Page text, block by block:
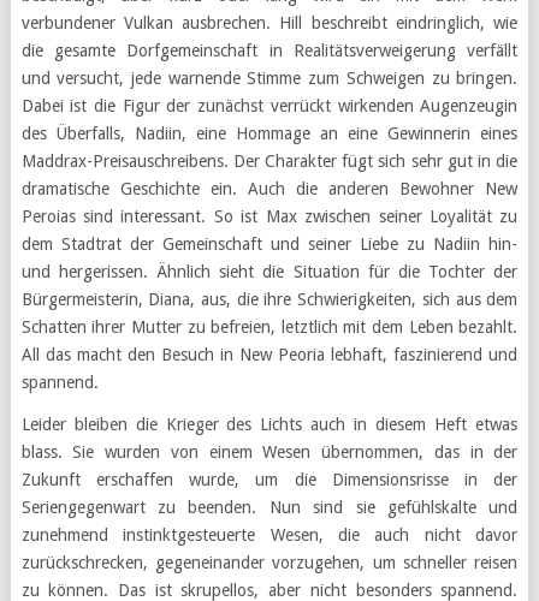
verbundener Vulkan ausbrechen. Hill beschreibt eindringlich, wie
die gesamte Dorfgemeinschaft in Realitätsverweigerung verfällt
und versucht, jede warnende Stimme zum Schweigen zu bringen.
Dabei ist die Figur der zunächst verrückt wirkenden Augenzeugin
des Überfalls, Nadiin, eine Hommage an eine Gewinnerin eines
Maddrax-Preisauschreibens. Der Charakter fügt sich sehr gut in die
dramatische Geschichte ein. Auch die anderen Bewohner New
Peroias sind interessant. So ist Max zwischen seiner Loyalität zu
dem Stadtrat der Gemeinschaft und seiner Liebe zu Nadiin hin-
und hergerissen. Ähnlich sieht die Situation für die Tochter der
Bürgermeisterin, Diana, aus, die ihre Schwierigkeiten, sich aus dem
Schatten ihrer Mutter zu befreien, letztlich mit dem Leben bezahlt.
All das macht den Besuch in New Peoria lebhaft, faszinierend und
spannend.
Leider bleiben die Krieger des Lichts auch in diesem Heft etwas
blass. Sie wurden von einem Wesen übernommen, das in der
Zukunft erschaffen wurde, um die Dimensionsrisse in der
Seriengegenwart zu beenden. Nun sind sie gefühlskalte und
zunehmend instinktgesteuerte Wesen, die auch nicht davor
zurückschrecken, gegeneinander vorzugehen, um schneller reisen
zu können. Das ist skrupellos, aber nicht besonders spannend.